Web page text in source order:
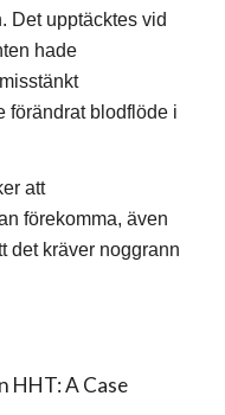
Det upptäcktes vid
hade
förändrat blodflöde i
att
förekomma, även
det kräver noggrann
HHT: A Case